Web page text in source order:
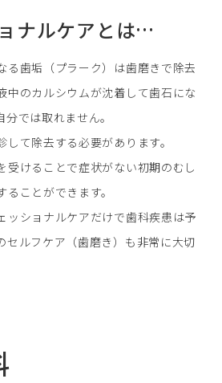
ナルケアとは…
る歯垢（プラーク）は歯磨きで除去
中のカルシウムが沈着して歯石にな
では取れません。
て除去する必要があります。
受けることで症状がない初期のむし
ことができます。
ッショナルケアだけで歯科疾患は予
セルフケア（歯磨き）も非常に大切